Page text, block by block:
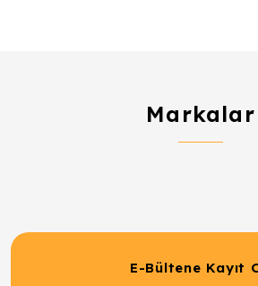
Markalar
E-Bültene Kayıt